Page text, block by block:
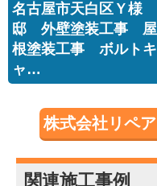
名古屋市天白区Ｙ様
邸 外壁塗装工事 屋
根塗装工事 ボルトキ
ャ…
株式会社リペ
関連施工事例